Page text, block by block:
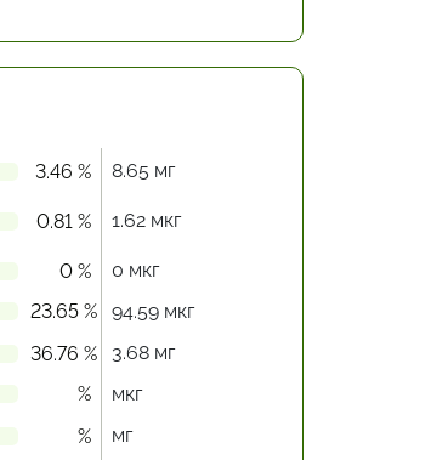
3.46 %
8.65 мг
0.81 %
1.62 мкг
0 %
0 мкг
23.65 %
94.59 мкг
36.76 %
3.68 мг
%
мкг
% мг